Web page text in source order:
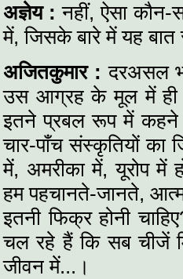
अज्ञेय : नहीं, ऐसा
में, जिसके बारे में यह बात
अजितकुमार : दरअसल
उस आग्रह के मूल में ही
इतने प्रबल रूप में कहने
चार-पाँच संस्कृतियों
में, अमरीका में, यूरोप में
हम पहचानते-जानते,
इतनी फिक्र होनी
चल रहे हैं कि सब चीजें
जीवन में...।